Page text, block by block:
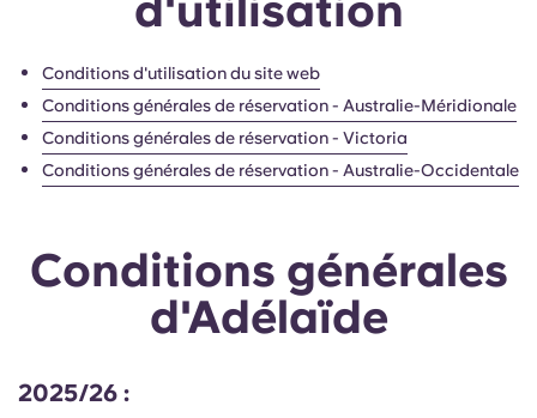
Plus
Compte Langue
English (GB)
Sélectionnez un pays
English (US)
Chinese
Català Deutsch
Portuguese
Conditions d'utilisation du site web
Conditions générales de réservation - Australie-Méridionale
Conditions générales de réservation - Victoria
Conditions générales de réservation - Australie-Occidentale
Conditions générales
d'Adélaïde
2025/26 :